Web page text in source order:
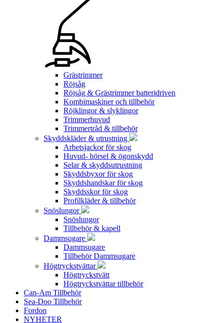
Grästrimmer
Röjsåg
Röjsåg & Grästrimmer batteridriven
Kombimaskiner och tillbehör
Röjklingor & slyklingor
Trimmerhuvud
Trimmertråd & tillbehör
Skyddskläder & utrustning
Arbetsjackor för skog
Huvud- hörsel & ögonskydd
Selar & skyddsutrustning
Skyddsbyxor för skog
Skyddshandskar för skog
Skyddsskor för skog
Profilkläder & tillbehör
Snöslungor
Snöslungor
Tillbehör & kapell
Dammsugare
Dammsugare
Tillbehör Dammsugare
Högtryckstvättar
Högtryckstvätt
Högtryckstvättar tillbehör
Can-Am Tillbehör
Sea-Doo Tillbehör
Fordon
NYHETER